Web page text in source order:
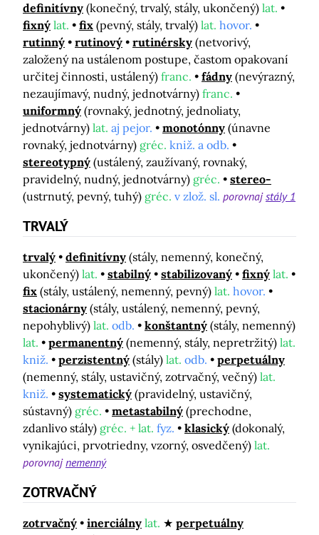
definitívny (konečný, trvalý, stály, ukončený) lat.
fixný lat. fix (pevný, stály, trvalý) lat. hovor.
rutinný
rutinový rutinérsky (netvorivý,
založený na ustálenom postupe, častom opakovaní
určitej činnosti, ustálený) franc. fádny (nevýrazný,
nezaujímavý, nudný, jednotvárny) franc.
uniformný (rovnaký, jednotný, jednoliaty,
jednotvárny) lat. aj pejor. monotónny (únavne
rovnaký, jednotvárny) gréc. kniž. a odb.
stereotypný (ustálený, zaužívaný, rovnaký,
pravidelný, nudný, jednotvárny) gréc.
stereo-
(ustrnutý, pevný, tuhý) gréc. v zlož. sl. porovnajstály 1
TRVALÝ
trvalý definitívny (stály, nemenný, konečný,
ukončený) lat. stabilný stabilizovaný fixný lat.
fix (stály, ustálený, nemenný, pevný) lat. hovor.
stacionárny (stály, ustálený, nemenný, pevný,
nepohyblivý) lat. odb. konštantný (stály, nemenný)
lat.
permanentný (nemenný, stály, nepretržitý) lat.
kniž.
perzistentný (stály) lat. odb.
perpetuálny
(nemenný, stály, ustavičný, zotrvačný, večný) lat.
kniž.
systematický (pravidelný, ustavičný,
sústavný) gréc. metastabilný (prechodne,
zdanlivo stály) gréc. + lat. fyz. klasický (dokonalý,
vynikajúci, prvotriedny, vzorný, osvedčený) lat.
porovnajnemenný
ZOTRVAČNÝ
zotrvačný inerciálny lat.
perpetuálny